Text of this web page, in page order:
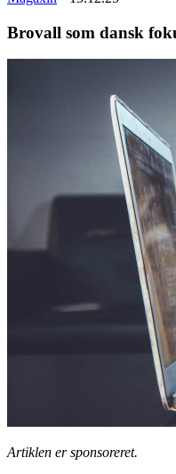
Brovall som dansk
Artiklen er sponsoreret.